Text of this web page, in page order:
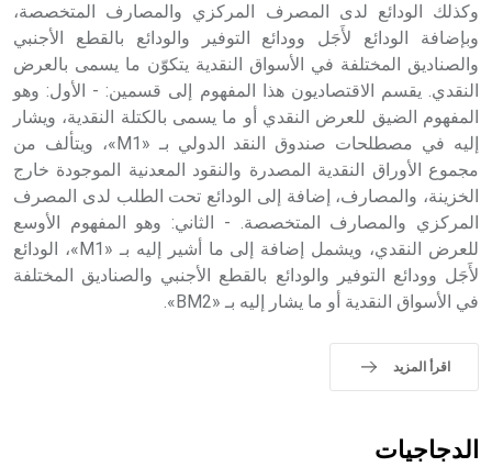
الملوك الذين حكموا مدينة إديسا (الرها) من أبجر الأول وحتى
التاسع، وهم ينتسبون إلى أسرة أوسروين
- هل تعلم أن الأبجدية الكنعانية تتألف من /22/ علامة كتابية
sign تكتب منفصلة غير متصلة، وتعتمد المبدأ الأكوروفوني،
حيث تقتصر القيمة الصوتية للعلامة الك
وكذلك الودائع لدى المصرف المركزي والمصارف المتخصصة،
وبإضافة الودائع لأَجَل وودائع التوفير والودائع بالقطع الأجنبي
والصناديق المختلفة في الأسواق النقدية يتكوّن ما يسمى بالعرض
النقدي. يقسم الاقتصاديون هذا المفهوم إلى قسمين: - الأول: وهو
المفهوم الضيق للعرض النقدي أو ما يسمى بالكتلة النقدية، ويشار
إليه في مصطلحات صندوق النقد الدولي بـ «M1»، ويتألف من
مجموع الأوراق النقدية المصدرة والنقود المعدنية الموجودة خارج
الخزينة، والمصارف، إضافة إلى الودائع تحت الطلب لدى المصرف
المركزي والمصارف المتخصصة. - الثاني: وهو المفهوم الأوسع
للعرض النقدي، ويشمل إضافة إلى ما أشير إليه بـ «M1»، الودائع
لأَجَل وودائع التوفير والودائع بالقطع الأجنبي والصناديق المختلفة
في الأسواق النقدية أو ما يشار إليه بـ «BM2».
اقرأ المزيد
الدجاجيات